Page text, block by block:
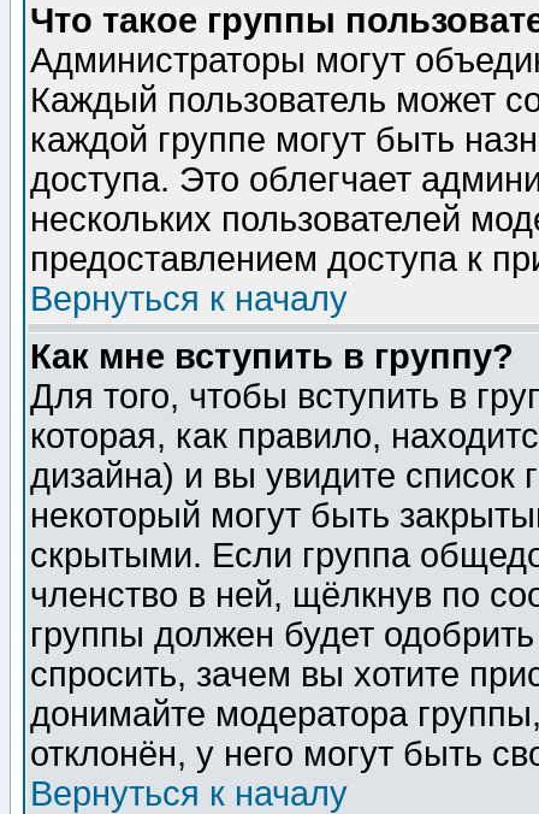
Что такое группы
Администраторы могут
Каждый пользователь может
каждой группе могут быть
доступа. Это облегчает
нескольких пользователей
предоставлением доступа к
Вернуться к началу
Как мне вступить в группу?
Для того, чтобы вступить в
которая, как правило,
дизайна) и вы увидите список
некоторый могут быть
скрытыми. Если группа
членство в ней, щёлкнув по
группы должен будет
спросить, зачем вы хотите
донимайте модератора
отклонён, у него могут быть
Вернуться к началу